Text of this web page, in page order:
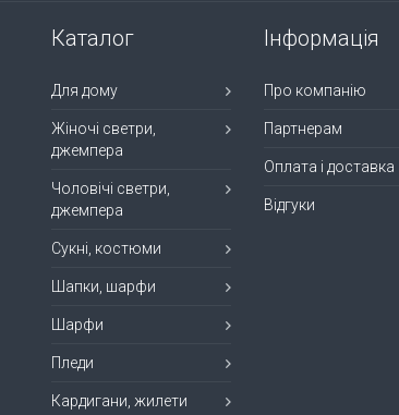
Каталог
Для дому
Жіночі светри,
джемпера
Чоловічі светри,
джемпера
Сукні, костюми
Шапки, шарфи
Шарфи
Пледи
Кардигани, жилети
Інформація
Про компанію
Партнерам
Оплата і доставка
Відгуки